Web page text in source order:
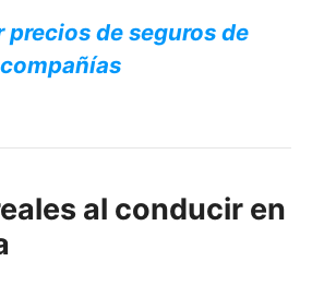
precios de seguros de
al conducir en